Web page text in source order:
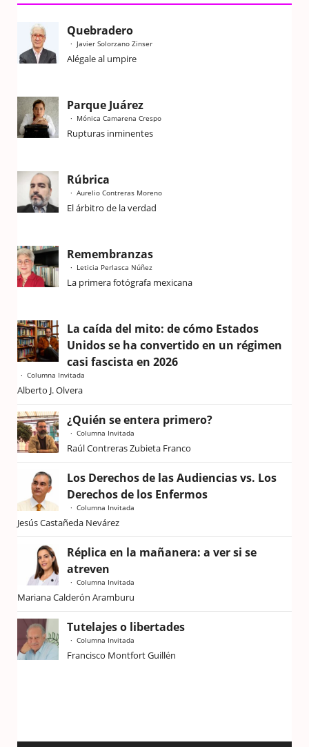
Quebradero
Javier Solorzano Zinser
Alégale al umpire
Parque Juárez
Mónica Camarena Crespo
Rupturas inminentes
Rúbrica
Aurelio Contreras Moreno
El árbitro de la verdad
Remembranzas
Leticia Perlasca Núñez
La primera fotógrafa mexicana
La caída del mito: de cómo Estados
Unidos se ha convertido en un régimen
casi fascista en 2026
Columna Invitada
Alberto J. Olvera
¿Quién se entera primero?
Columna Invitada
Raúl Contreras Zubieta Franco
Los Derechos de las Audiencias vs. Los
Derechos de los Enfermos
Columna Invitada
Jesús Castañeda Nevárez
Réplica en la mañanera: a ver si se
atreven
Columna Invitada
Mariana Calderón Aramburu
Tutelajes o libertades
Columna Invitada
Francisco Montfort Guillén